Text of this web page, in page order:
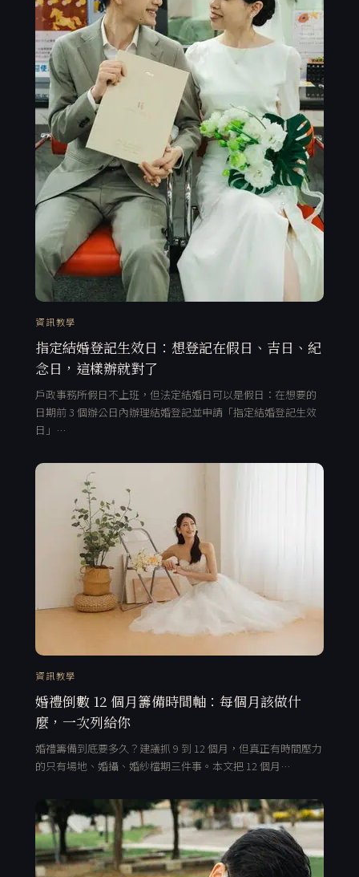
資訊教學
指定結婚登記生效日：想登記在假日、吉日、紀
念日，這樣辦就對了
戶政事務所假日不上班，但法定結婚日可以是假日：在想要的
日期前 3 個辦公日內辦理結婚登記並申請「指定結婚登記生效
日」…
資訊教學
婚禮倒數 12 個月籌備時間軸：每個月該做什
麼，一次列給你
婚禮籌備到底要多久？建議抓 9 到 12 個月，但真正有時間壓力
的只有場地、婚攝、婚紗檔期三件事。本文把 12 個月…